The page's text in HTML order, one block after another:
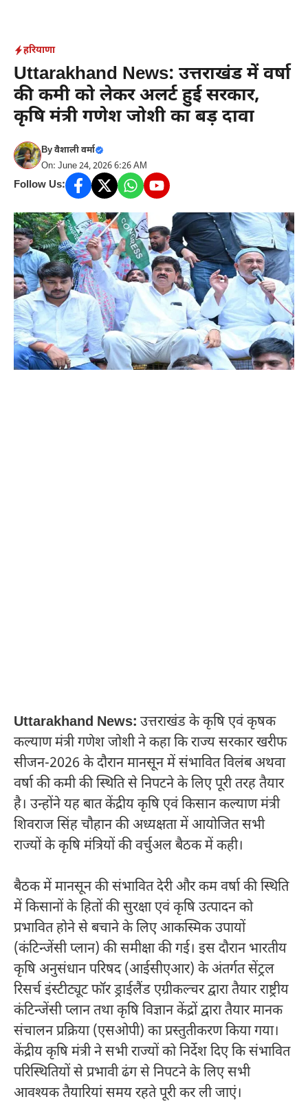
content
हरियाणा
Uttarakhand News: उत्तराखंड में वर्षा
की कमी को लेकर अलर्ट हुई सरकार,
कृषि मंत्री गणेश जोशी का बड़ दावा
Byवैशाली वर्मा
On: June 24, 2026 6:26 AM
Follow Us:
Uttarakhand News: उत्तराखंड के कृषि एवं कृषक
कल्याण मंत्री गणेश जोशी ने कहा कि राज्य सरकार खरीफ
सीजन-2026 के दौरान मानसून में संभावित विलंब अथवा
वर्षा की कमी की स्थिति से निपटने के लिए पूरी तरह तैयार
है। उन्होंने यह बात केंद्रीय कृषि एवं किसान कल्याण मंत्री
शिवराज सिंह चौहान की अध्यक्षता में आयोजित सभी
राज्यों के कृषि मंत्रियों की वर्चुअल बैठक में कही।
बैठक में मानसून की संभावित देरी और कम वर्षा की स्थिति
में किसानों के हितों की सुरक्षा एवं कृषि उत्पादन को
प्रभावित होने से बचाने के लिए आकस्मिक उपायों
(कंटिन्जेंसी प्लान) की समीक्षा की गई। इस दौरान भारतीय
कृषि अनुसंधान परिषद (आईसीएआर) के अंतर्गत सेंट्रल
रिसर्च इंस्टीट्यूट फॉर ड्राईलैंड एग्रीकल्चर द्वारा तैयार राष्ट्रीय
कंटिन्जेंसी प्लान तथा कृषि विज्ञान केंद्रों द्वारा तैयार मानक
संचालन प्रक्रिया (एसओपी) का प्रस्तुतीकरण किया गया।
केंद्रीय कृषि मंत्री ने सभी राज्यों को निर्देश दिए कि संभावित
परिस्थितियों से प्रभावी ढंग से निपटने के लिए सभी
आवश्यक तैयारियां समय रहते पूरी कर ली जाएं।